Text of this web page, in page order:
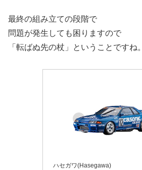
最終の組み立ての段階で
問題が発生しても困りますので
「転ばぬ先の杖」ということですね。
ハセガワ(Hasegawa)